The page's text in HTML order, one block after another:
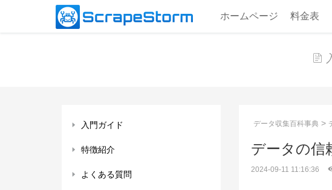
ホームページ 料金表
入門ガイド
特徴紹介
よくある質問
データ収集百科事典 >
データの信
2024-09-11 11:16:36